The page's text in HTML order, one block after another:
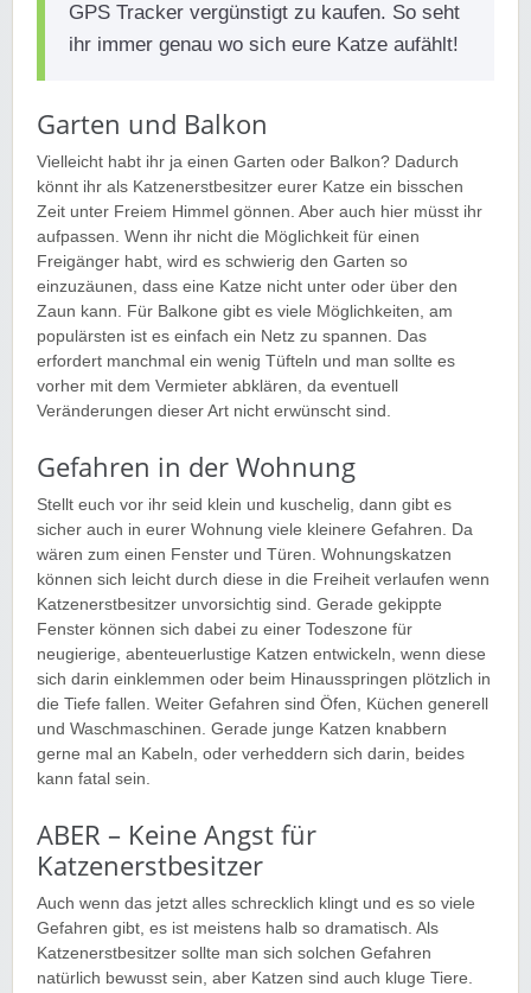
GPS Tracker vergünstigt zu kaufen. So seht
ihr immer genau wo sich eure Katze aufählt!
Garten und Balkon
Vielleicht habt ihr ja einen Garten oder Balkon? Dadurch
könnt ihr als Katzenerstbesitzer eurer Katze ein bisschen
Zeit unter Freiem Himmel gönnen. Aber auch hier müsst ihr
aufpassen. Wenn ihr nicht die Möglichkeit für einen
Freigänger habt, wird es schwierig den Garten so
einzuzäunen, dass eine Katze nicht unter oder über den
Zaun kann. Für Balkone gibt es viele Möglichkeiten, am
populärsten ist es einfach ein Netz zu spannen. Das
erfordert manchmal ein wenig Tüfteln und man sollte es
vorher mit dem Vermieter abklären, da eventuell
Veränderungen dieser Art nicht erwünscht sind.
Gefahren in der Wohnung
Stellt euch vor ihr seid klein und kuschelig, dann gibt es
sicher auch in eurer Wohnung viele kleinere Gefahren. Da
wären zum einen Fenster und Türen. Wohnungskatzen
können sich leicht durch diese in die Freiheit verlaufen wenn
Katzenerstbesitzer unvorsichtig sind. Gerade gekippte
Fenster können sich dabei zu einer Todeszone für
neugierige, abenteuerlustige Katzen entwickeln, wenn diese
sich darin einklemmen oder beim Hinausspringen plötzlich in
die Tiefe fallen. Weiter Gefahren sind Öfen, Küchen generell
und Waschmaschinen. Gerade junge Katzen knabbern
gerne mal an Kabeln, oder verheddern sich darin, beides
kann fatal sein.
ABER – Keine Angst für
Katzenerstbesitzer
Auch wenn das jetzt alles schrecklich klingt und es so viele
Gefahren gibt, es ist meistens halb so dramatisch. Als
Katzenerstbesitzer sollte man sich solchen Gefahren
natürlich bewusst sein, aber Katzen sind auch kluge Tiere.